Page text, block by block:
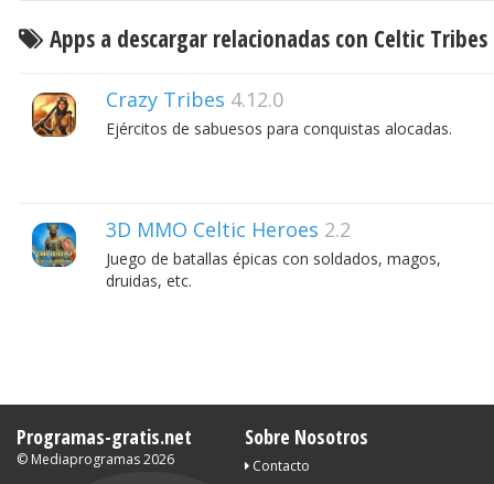
Apps a descargar relacionadas con Celtic Tribes
Crazy Tribes 4.12.0
Ejércitos de sabuesos para conquistas alocadas.
3D MMO Celtic Heroes 2.2
Juego de batallas épicas con soldados, magos,
druidas, etc.
Programas-gratis.net
© Mediaprogramas2026
Sobre Nosotros
Contacto